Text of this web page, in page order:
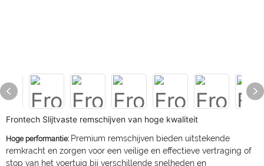
Frontech Slijtvaste remschijven van hoge kwaliteit
Hoge performantie: Premium remschijven bieden uitstekende
remkracht en zorgen voor een veilige en effectieve vertraging of
stop van het voertuig bij verschillende snelheden en